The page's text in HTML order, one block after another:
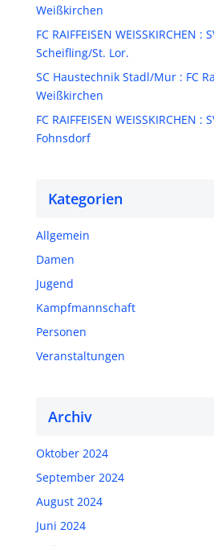
Weißkirchen
FC RAIFFEISEN WEISSKIRCHEN :
Scheifling/St. Lor.
SC Haustechnik Stadl/Mur : FC
Weißkirchen
FC RAIFFEISEN WEISSKIRCHEN :
Fohnsdorf
Kategorien
Allgemein
Damen
Jugend
Kampfmannschaft
Personen
Veranstaltungen
Archiv
Oktober 2024
September 2024
August 2024
Juni 2024